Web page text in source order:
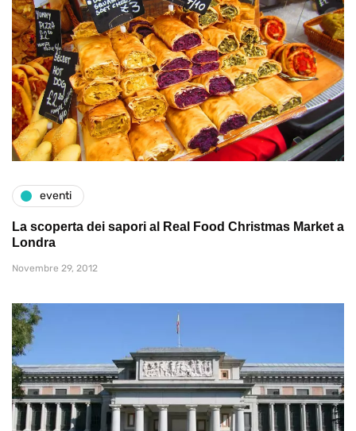
eventi
La scoperta dei sapori al Real Food Christmas Market a
Londra
Novembre 29, 2012